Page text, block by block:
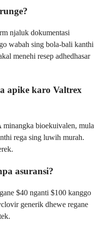
njaluk dokumentasi
wabah sing bola-bali kanthi
menehi resep adhedhasar
apike karo Valtrex
bioekuivalen, mula
rega sing luwih murah.
asuransi?
$40 nganti $100 kanggo
generik dhewe regane